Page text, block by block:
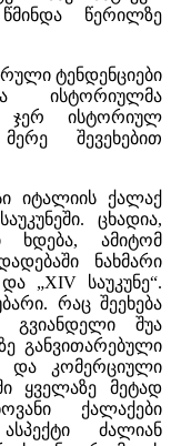
წერილზე
ტენდენციები
ისტორიულმა
ჯერ ისტორიულ
შევეხებით
იტალიის ქალაქ
ცხადია,
ხდება, ამიტომ
ნახმარი
„XIV საუკუნე“.
რაც შეეხება
შუა
განვითარებული
და კომერციული
ყველაზე მეტად
ქალაქები
ძალიან